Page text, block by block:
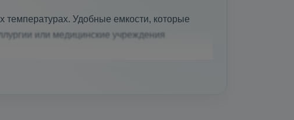
Удобные емкости, которые
или медицинские учреждения
хранения и…